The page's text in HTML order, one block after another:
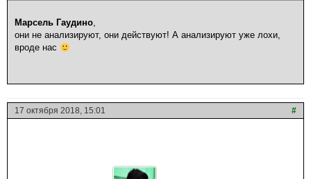
Марсель Гаудино,
они не анализируют, они действуют! А анализируют уже лохи,
вроде нас
17 октября 2018, 15:01 #